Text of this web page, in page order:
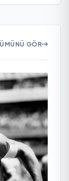
GÖR